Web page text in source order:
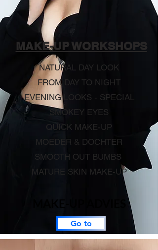
MAKE-UP WORKSHOPS
NATURAL DAY LOOK
FROM DAY TO NIGHT
EVENING LOOKS - SPECIAL
SMOKEY EYES
QUICK MAKE-UP
MOEDER & DOCHTER
SMOOTH OUT BUMBS
MATURE SKIN MAKE-UP
MAKE-UP ADVIES
Go to